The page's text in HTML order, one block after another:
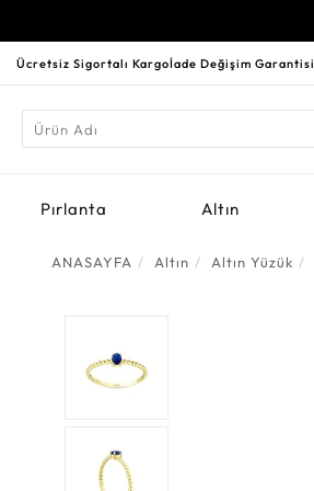
Ücretsiz Sigortalı Kargoİade Değişim Garantisi
Pırlanta Altın
ANASAYFA Altın Altın Yüzük